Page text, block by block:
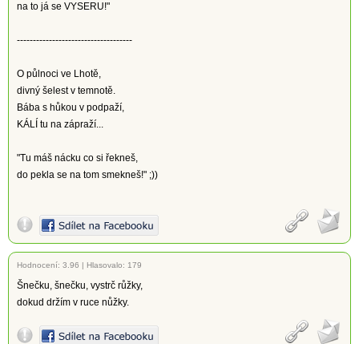
na to já se VYSERU!"
------------------------------------
O půlnoci ve Lhotě,
divný šelest v temnotě.
Bába s hůkou v podpaží,
KÁLÍ tu na zápraží...
"Tu máš nácku co si řekneš,
do pekla se na tom smekneš!" ;))
Hodnocení: 3.96 | Hlasovalo: 179
Šnečku, šnečku, vystrč růžky,
dokud držím v ruce nůžky.